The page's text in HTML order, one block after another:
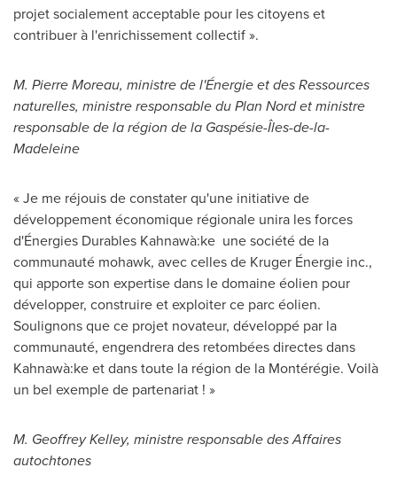
projet socialement acceptable pour les citoyens et
contribuer à l'enrichissement collectif ».
M. Pierre Moreau, ministre de l'Énergie et des Ressources
naturelles, ministre responsable du Plan Nord et ministre
responsable de la région de la Gaspésie-Îles-de-la-
Madeleine
« Je me réjouis de constater qu'une initiative de
développement économique régionale unira les forces
d'Énergies Durables Kahnawà:ke une société de la
communauté mohawk, avec celles de Kruger Énergie inc.,
qui apporte son expertise dans le domaine éolien pour
développer, construire et exploiter ce parc éolien.
Soulignons que ce projet novateur, développé par la
communauté, engendrera des retombées directes dans
Kahnawà:ke et dans toute la région de la Montérégie. Voilà
un bel exemple de partenariat ! »
M. Geoffrey Kelley, ministre responsable des Affaires
autochtones